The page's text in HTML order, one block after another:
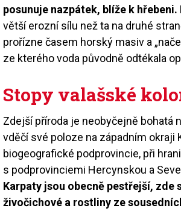
posunuje nazpátek, blíže k hřebeni.
větší erozní sílu než ta na druhé
prořízne časem horský masiv a
ze kterého voda původně odtékala
Stopy valašské
Zdejší příroda je neobyčejně bohatá
vděčí své poloze na západním okraji
biogeografické podprovincie, při
s podprovinciemi Hercynskou a
Karpaty jsou obecně pestřejší, zde
živočichové a rostliny ze